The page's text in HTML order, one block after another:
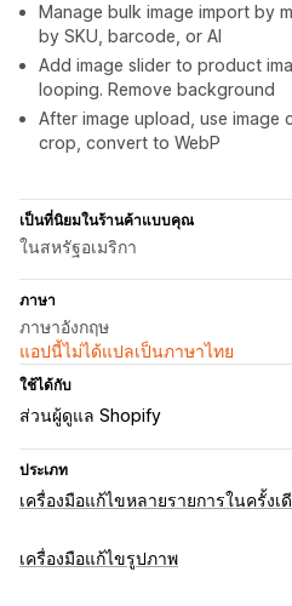
Manage bulk image import by
by SKU, barcode, or AI
Add image slider to product
looping. Remove background
After image upload, use image
crop, convert to WebP
เป็นที่นิยมในร้านค้าแบบคุณ
ในสหรัฐอเมริกา
ภาษา
ภาษาอังกฤษ
แอปนี้ไม่ได้แปลเป็นภาษาไทย
ใช้ได้กับ
ส่วนผู้ดูแล Shopify
ประเภท
เครื่องมือแก้ไขหลายรายการในครั้งเ
แหล่งข้อมูลที่แก้ไขได้
เครื่องมือแก้ไขรูปภาพ